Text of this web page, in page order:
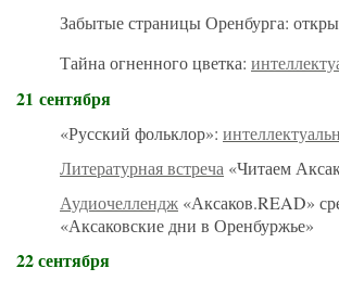
Забытые страницы Оренбурга:
Тайна огненного цветка:
21 сентября
«Русский фольклор»:
Литературная встреча «Читаем
Аудиочеллендж «Аксаков.READ»
«Аксаковские дни в Оренбуржье»
22 сентября